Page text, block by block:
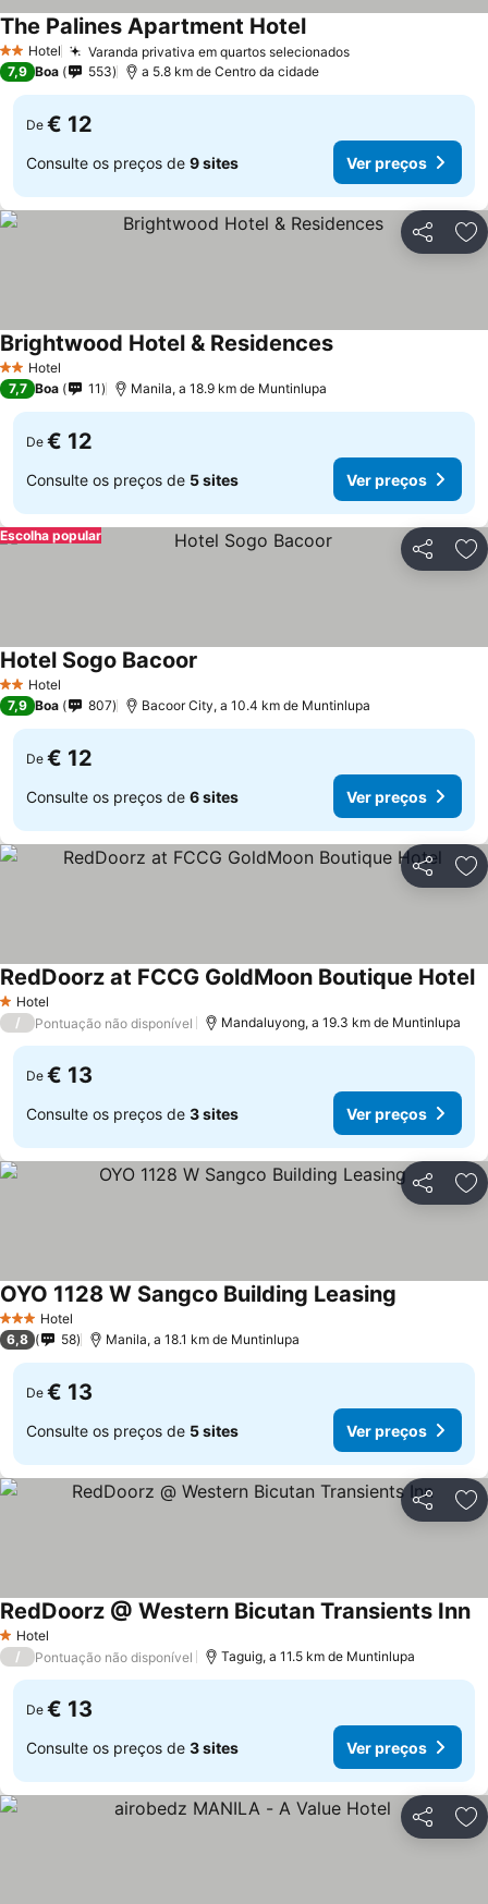
2 Estrelas
Hotel Varanda privativa em quartos selecionados
The Palines Apartment Hotel
7,9 Boa 553 a 5.8 km de Centro da cidade
De € 12
Consulte os preços de 9 sites Ver preços
Partilhar
2 Estrelas
Hotel
Brightwood Hotel & Residences
7,7 Boa 11 Manila, a 18.9 km de Muntinlupa
De € 12
Consulte os preços de 5 sites Ver preços
Partilhar
Escolha popular
2 Estrelas
Hotel
Hotel Sogo Bacoor
7,9 Boa 807 Bacoor City, a 10.4 km de Muntinlupa
De € 12
Consulte os preços de 6 sites Ver preços
Partilhar
1 Estrelas
Hotel
RedDoorz at FCCG GoldMoon Boutique Hotel
/ Pontuação não disponível Mandaluyong, a 19.3 km de Muntinlupa
De € 13
Consulte os preços de 3 sites Ver preços
Partilhar
3 EstrelasHotel
OYO 1128 W Sangco Building Leasing
6,8 58 Manila, a 18.1 km de Muntinlupa
De € 13
Consulte os preços de 5 sites Ver preços
Partilhar
1 Estrelas
Hotel
RedDoorz @ Western Bicutan Transients Inn
/ Pontuação não disponível Taguig, a 11.5 km de Muntinlupa
De € 13
Consulte os preços de 3 sites Ver preços
Partilhar